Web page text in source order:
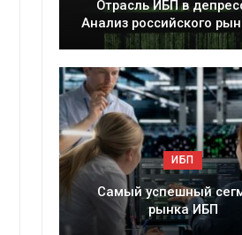
Отрасль ИБП в депрессии?
Анализ российского рынка
ИБП
Самый успешный сегмент
рынка ИБП